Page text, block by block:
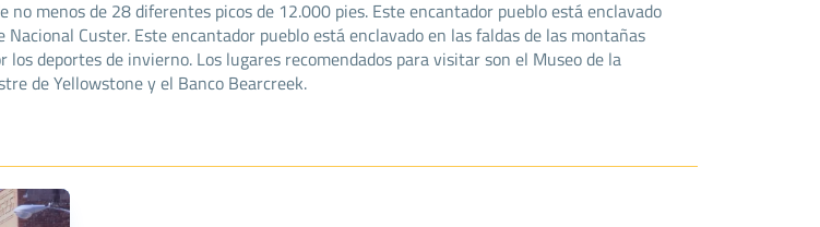
no menos de 28 diferentes picos de 12.000 pies. Este encantador pueblo está enclavado
Custer. Este encantador pueblo está enclavado en las faldas de las montañas
deportes de invierno. Los lugares recomendados para visitar son el Museo de la
de Yellowstone y el Banco Bearcreek.